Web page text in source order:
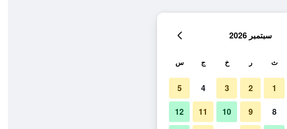
سبتمبر 2026
ث ر خ ج س
1
2
3
4
5
8
9
10
11
12